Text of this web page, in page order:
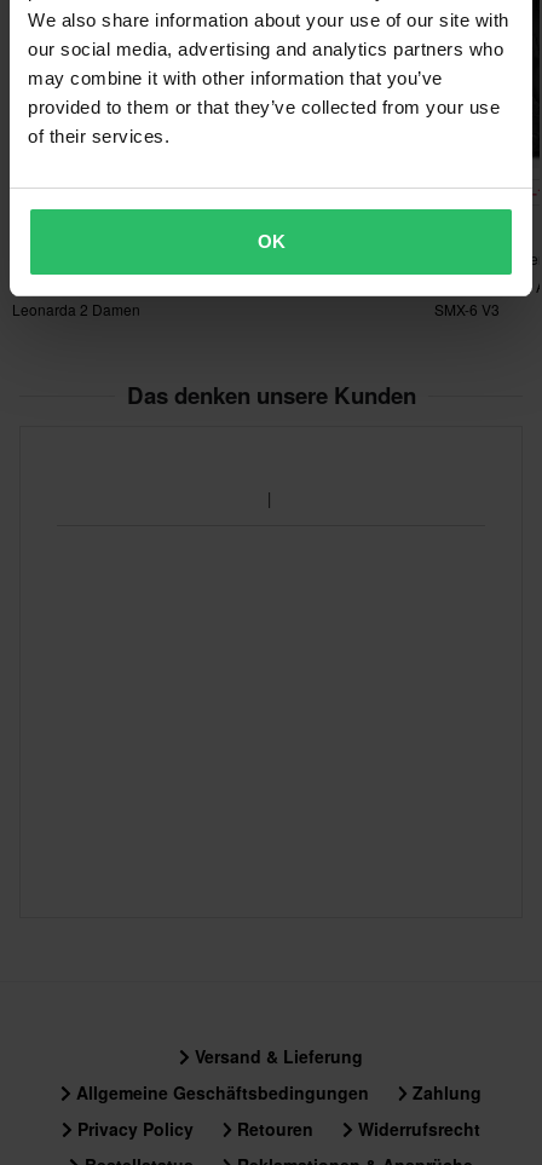
We also share information about your use of our site with
our social media, advertising and analytics partners who
may combine it with other information that you’ve
provided to them or that they’ve collected from your use
of their services.
OK
360 x 480 x 125 mm
37
360 x 480 x 130 mm
40
36
360 x 480 x 130 mm
360 x 480 x 130 mm
CHF 103.95 -28%
CHF 144.95
Leonarda 2 Damen
CHF 155.00
54 Bewertungen
CHF 237.95 -
CHF 264.95
10
Motorradstiefel
SMX-6 V3
Das denken unsere Kunden
Versand & Lieferung
Allgemeine Geschäftsbedingungen
Zahlung
Privacy Policy
Retouren
Widerrufsrecht